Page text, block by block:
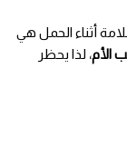
أثناء الحمل هي
الأم، لذا يحظر